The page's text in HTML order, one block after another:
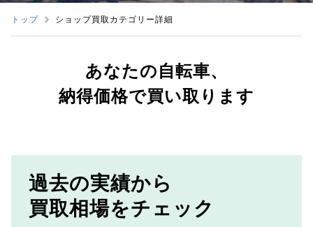
トップ ショップ買取カテゴリー詳細
あなたの自転車、
納得価格で買い取ります
過去の実績から
買取相場をチェック